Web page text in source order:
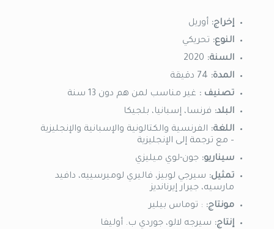
إخراج: أوريل
النوع: تحريكي
السنة: 2020
المدة: 74 دقيقة
تصنيف : غير مناسب لمن هم دون 13 سنة
البلد: فرنسا، إسبانيا، بلجيكا
اللغة: الفرنسية والكتالونية والإسبانية والإنجليزية
– مع ترجمة إلى الإنجليزية
سيناريو: جون-لوي ميليزي
تمثيل: سيرجي لوبيز، فاليري لوميرسييه، دافيد
مارسيه، جيرار إيرنانديز
مونتاج: : توماس بيلير
إنتاج: سيرجه لالو، جوردي ب. أوليفا